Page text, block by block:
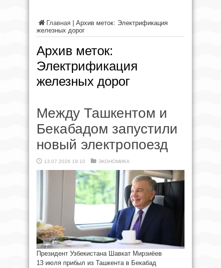
Главная
Архив меток: Электрификация
железных дорог
Архив меток:
Электрификация
железных дорог
Между Ташкентом и
Бекабадом запустили
новый электропоезд
13.07.2026 19:10 ЭКОНОМИКА
Президент Узбекистана Шавкат Мирзиёев
13 июля прибыл из Ташкента в Бекабад